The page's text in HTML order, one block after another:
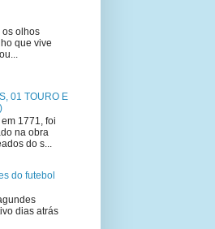
os olhos
que vive
01 TOURO E
1771, foi
na obra
do s...
do futebol
dias atrás